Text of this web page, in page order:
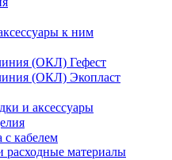
к ним
(ОКЛ) Гефест
(ОКЛ) Экопласт
и аксессуары
кабелем
расходные материалы